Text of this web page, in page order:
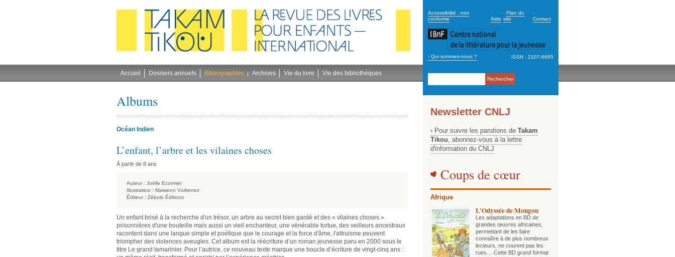
secondary_2
Accessibilité : non
conforme
-
Aide
-Plan du
site
-
Contact
Navigation
› Qui sommes-nous ? ISSN : 2107-6685
Accueil Dossiers annuels Bibliographies Archives Vie du livre Vie des bibliothèques
Albums
Océan Indien
L’enfant, l’arbre et les vilaines choses
À partir de 8 ans
Auteur : Joëlle Ecormier
Illustrateur : Maiwenn Vuittenez
Éditeur : Zébulo Éditions
Un enfant brisé à la recherche d'un trésor, un arbre au secret bien gardé et des « vilaines choses »
prisonnières d'une bouteille mais aussi un vieil enchanteur, une vénérable tortue, des veilleurs ancestraux
racontent dans une langue simple et poétique que le courage et la force d'âme, l'altruisme peuvent
triompher des violences aveugles. Cet album est la réécriture d’un roman jeunesse paru en 2000 sous le
titre Le grand tamarinier. Pour l’autrice, ce nouveau texte marque une boucle d’écriture de vingt-cinq ans :
Newsletter CNLJ
› Pour suivre les parutions de Takam
Tikou, abonnez-vous à la lettre
d'information du CNLJ
Coups de cœur
Afrique
L’Odyssée de Mongou
Les adaptations en BD de
grandes œuvres africaines,
permettant de les faire
connaître à de plus nombreux
lecteurs, ne courent pas les
rues… Cette BD grand format